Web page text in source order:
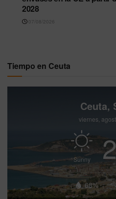
2028
07/08/2026
Tiempo en Ceuta
Ceuta,
viernes,
Sunny
68%